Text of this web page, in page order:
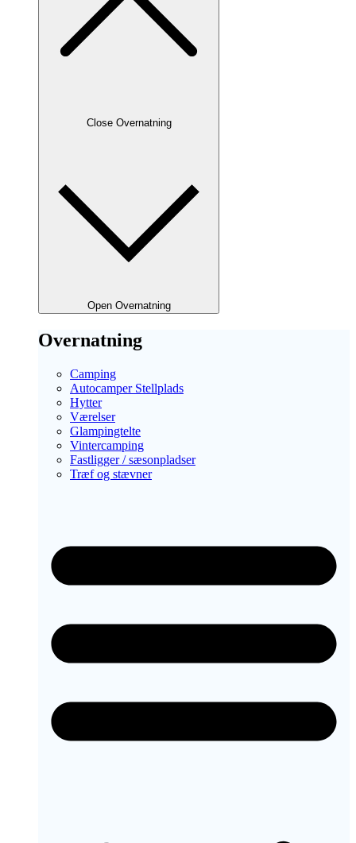
Close Overnatning
Open Overnatning
Overnatning
Camping
Autocamper Stellplads
Hytter
Værelser
Glampingtelte
Vintercamping
Fastligger / sæsonpladser
Træf og stævner